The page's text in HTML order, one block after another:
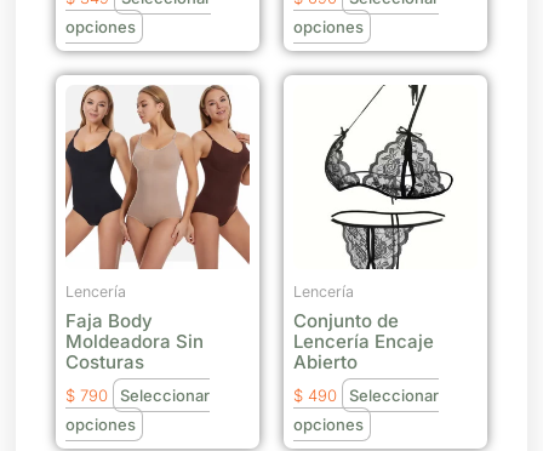
opciones
página
de
producto
opciones
página
de
producto
Lencería
Faja Body
Moldeadora Sin
Costuras
$ 790
Seleccionar
opciones
Este
producto
tiene
múltiples
variantes.
Las
opciones
pueden
elegir
en
la
página
Lencería
Conjunto de
Lencería Encaje
Abierto
$ 490
Seleccionar
opciones
Este
producto
tiene
múltiples
variantes.
Las
opciones
pueden
elegir
en
la
página